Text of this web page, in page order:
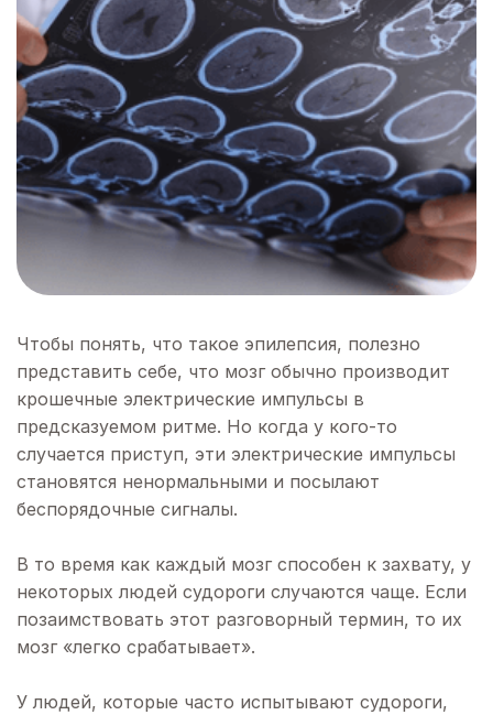
Чтобы понять, что такое эпилепсия, полезно
представить себе, что мозг обычно производит
крошечные электрические импульсы в
предсказуемом ритме. Но когда у кого-то
случается приступ, эти электрические импульсы
становятся ненормальными и посылают
беспорядочные сигналы.
В то время как каждый мозг способен к захвату, у
некоторых людей судороги случаются чаще. Если
позаимствовать этот разговорный термин, то их
мозг «легко срабатывает».
У людей, которые часто испытывают судороги,